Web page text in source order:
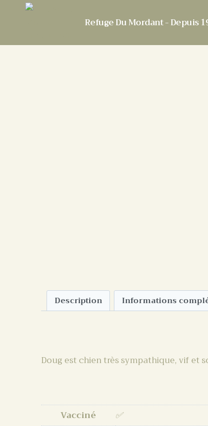
Refuge Du Mordant - Depuis
Description Informations
Doug est chien très sympathique, vif et
Vacciné
✅